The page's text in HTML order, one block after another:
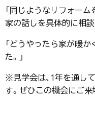
「同じようなリフォー
家の話しを具体的に相談
「どうやったら家が暖
た。」
※見学会は、1年を通し
す。ぜひこの機会にご来